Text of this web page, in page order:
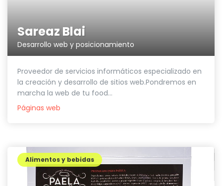
Sareaz Blai
Desarrollo web y posicionamiento
Proveedor de servicios informáticos especializado en
la creación y desarrollo de sitios web.Pondremos en
marcha la web de tu food...
Páginas web
Alimentos y bebidas